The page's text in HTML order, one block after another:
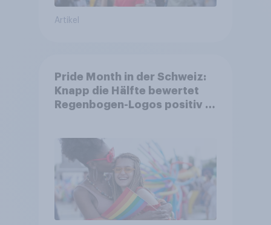
Artikel
Pride Month in der Schweiz:
Knapp die Hälfte bewertet
Regenbogen-Logos positiv –